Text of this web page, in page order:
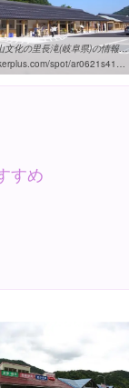
道の駅 白山文化の里長滝(岐阜県)の情報｜ウォーカープラス
spot/ar0621s41205
すめ